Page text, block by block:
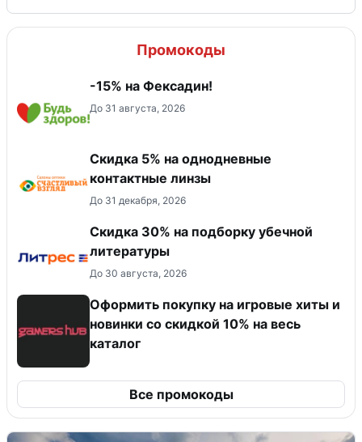
Промокоды
-15% на Фексадин!
До 31 августа, 2026
Скидка 5% на однодневные
контактные линзы
До 31 декабря, 2026
Скидка 30% на подборку убечной
литературы
До 30 августа, 2026
Оформить покупку на игровые хиты и
новинки со скидкой 10% на весь
каталог
Все промокоды